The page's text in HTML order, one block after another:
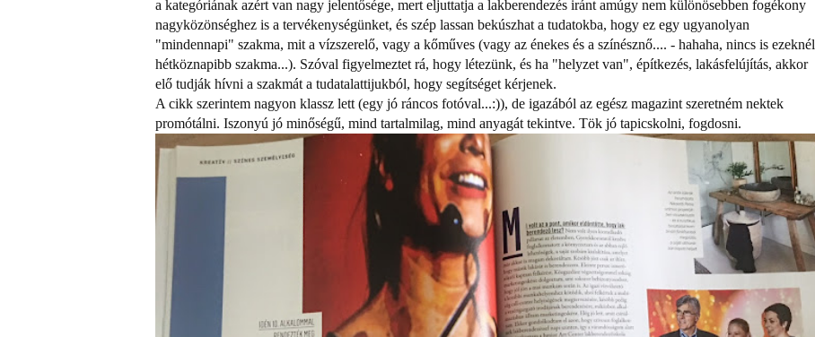
a kategóriának azért van nagy jelentősége, mert eljuttatja a lakberendezés iránt amúgy nem különösebben fogékony
nagyközönséghez is a tervékenységünket, és szép lassan bekúszhat a tudatokba, hogy ez egy ugyanolyan
"mindennapi" szakma, mit a vízszerelő, vagy a kőműves (vagy az énekes és a színésznő.... - hahaha, nincs is ezeknél
hétköznapibb szakma...). Szóval figyelmeztet rá, hogy létezünk, és ha "helyzet van", építkezés, lakásfelújítás, akkor
elő tudják hívni a szakmát a tudatalattijukból, hogy segítséget kérjenek.
A cikk szerintem nagyon klassz lett (egy jó ráncos fotóval...:)), de igazából az egész magazint szeretném nektek
promótálni. Iszonyú jó minőségű, mind tartalmilag, mind anyagát tekintve. Tök jó tapicskolni, fogdosni.